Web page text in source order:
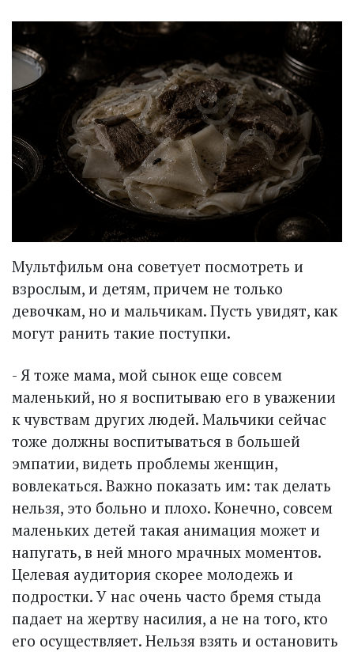
Мультфильм она советует посмотреть и
взрослым, и детям, причем не только
девочкам, но и мальчикам. Пусть увидят, как
могут ранить такие поступки.
- Я тоже мама, мой сынок еще совсем
маленький, но я воспитываю его в уважении
к чувствам других людей. Мальчики сейчас
тоже должны воспитываться в большей
эмпатии, видеть проблемы женщин,
вовлекаться. Важно показать им: так делать
нельзя, это больно и плохо. Конечно, совсем
маленьких детей такая анимация может и
напугать, в ней много мрачных моментов.
Целевая аудитория скорее молодежь и
подростки. У нас очень часто бремя стыда
падает на жертву насилия, а не на того, кто
его осуществляет. Нельзя взять и остановить